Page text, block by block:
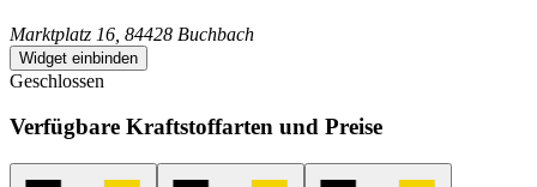
Marktplatz 16, 84428 Buchbach
Widget einbinden
Geschlossen
Verfügbare Kraftstoffarten und Preise